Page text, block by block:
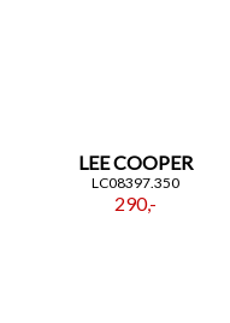
LEE COOPER
LC08397.350
290,-